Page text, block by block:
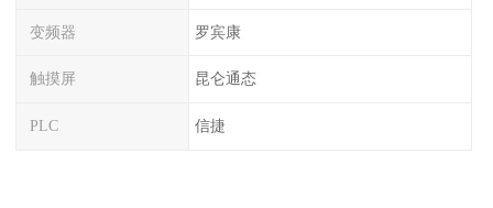
变频器 罗宾康
触摸屏 昆仑通态
PLC 信捷